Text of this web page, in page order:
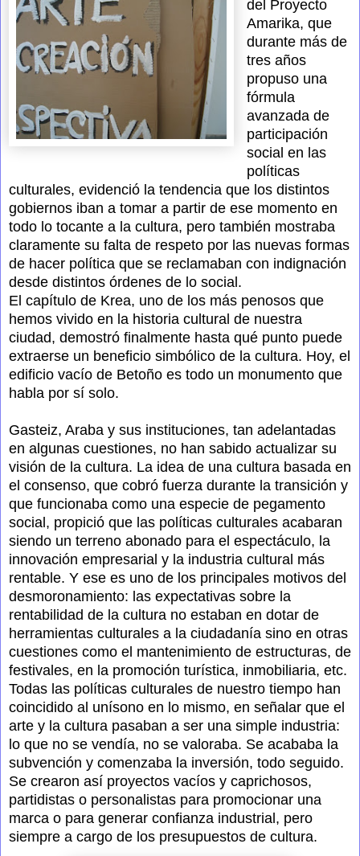
del Proyecto
Amarika, que
durante más de
tres años
propuso una
fórmula
avanzada de
participación
social en las
políticas
culturales, evidenció la tendencia que los distintos
gobiernos iban a tomar a partir de ese momento en
todo lo tocante a la cultura, pero también mostraba
claramente su falta de respeto por las nuevas formas
de hacer política que se reclamaban con indignación
desde distintos órdenes de lo social.
El capítulo de Krea, uno de los más penosos que
hemos vivido en la historia cultural de nuestra
ciudad, demostró finalmente hasta qué punto puede
extraerse un beneficio simbólico de la cultura. Hoy, el
edificio vacío de Betoño es todo un monumento que
habla por sí solo.
Gasteiz, Araba y sus instituciones, tan adelantadas
en algunas cuestiones, no han sabido actualizar su
visión de la cultura. La idea de una cultura basada en
el consenso, que cobró fuerza durante la transición y
que funcionaba como una especie de pegamento
social, propició que las políticas culturales acabaran
siendo un terreno abonado para el espectáculo, la
innovación empresarial y la industria cultural más
rentable. Y ese es uno de los principales motivos del
desmoronamiento: las expectativas sobre la
rentabilidad de la cultura no estaban en dotar de
herramientas culturales a la ciudadanía sino en otras
cuestiones como el mantenimiento de estructuras, de
festivales, en la promoción turística, inmobiliaria, etc.
Todas las políticas culturales de nuestro tiempo han
coincidido al unísono en lo mismo, en señalar que el
arte y la cultura pasaban a ser una simple industria:
lo que no se vendía, no se valoraba. Se acababa la
subvención y comenzaba la inversión, todo seguido.
Se crearon así proyectos vacíos y caprichosos,
partidistas o personalistas para promocionar una
marca o para generar confianza industrial, pero
siempre a cargo de los presupuestos de cultura.